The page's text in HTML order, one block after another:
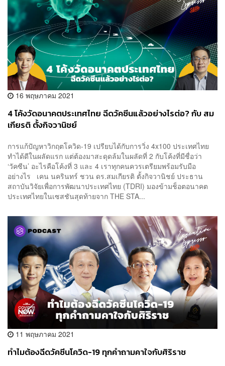
16 พฤษภาคม 2021
4 โค้งวัดอนาคตประเทศไทย ฉีดวัคซีนแล้วอย่างไรต่อ? กับ สม
เกียรติ ตั้งกิจวานิชย์
การแก้ปัญหาวิกฤตโควิด-19 เปรียบได้กับการวิ่ง 4x100 ประเทศไทย
ทำได้ดีในผลัดแรก แต่ต้องมาสะดุดล้มในผลัดที่ 2 กับโค้งที่มีชื่อว่า
‘วัคซีน’ อะไรคือโค้งที่ 3 และ 4 เราทุกคนควรเตรียมพร้อมรับมือ
อย่างไร เคน นครินทร์ ชวน ดร.สมเกียรติ ตั้งกิจวานิชย์ ประธาน
สถาบันวิจัยเพื่อการพัฒนาประเทศไทย (TDRI) มองข้ามช็อตอนาคต
ประเทศไทยในเซสชันสุดท้ายจาก THE STA...
11 พฤษภาคม 2021
ทำไมต้องฉีดวัคซีนโควิด-19 ทุกคำถามคาใจกับศิริราช